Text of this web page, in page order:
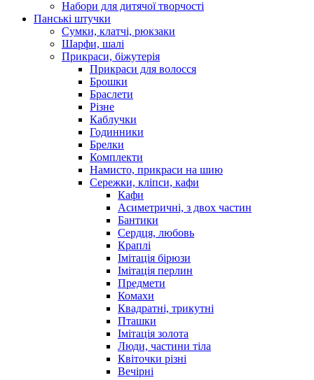
Набори для дитячої творчості
Панські штучки
Сумки, клатчі, рюкзаки
Шарфи, шалі
Прикраси, біжутерія
Прикраси для волосся
Брошки
Браслети
Різне
Каблучки
Годинники
Брелки
Комплекти
Намисто, прикраси на шию
Сережки, кліпси, кафи
Кафи
Асиметричні, з двох частин
Бантики
Сердця, любовь
Краплі
Імітація бірюзи
Імітація перлин
Предмети
Комахи
Квадратні, трикутні
Пташки
Імітація золота
Люди, частини тіла
Квіточки різні
Вечірні